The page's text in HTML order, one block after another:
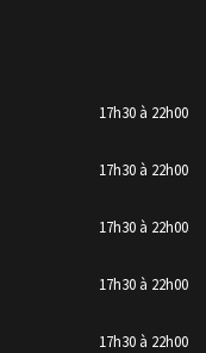
17h30 à 22h00
17h30 à 22h00
17h30 à 22h00
17h30 à 22h00
17h30 à 22h00